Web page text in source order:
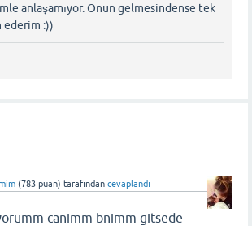
anlaşamıyor. Onun gelmesindense tek
ederim :))
(783 puan) tarafından cevaplandı
canimm bnimm gitsede